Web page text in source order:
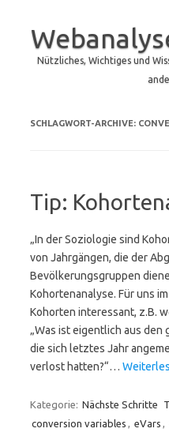
Nützliches, Wichtiges und
SCHLAGWORT-ARCHIVE:
Tip:
„In der Soziologie sind
von Jahrgängen, die der
Bevölkerungsgruppen
Kohortenanalyse. Für uns
Kohorten interessant, z.B.
„Was ist eigentlich aus
die sich letztes Jahr
verlost hatten?“…
Kategorie: Nächste Schritte
conversion variables , eVars ,